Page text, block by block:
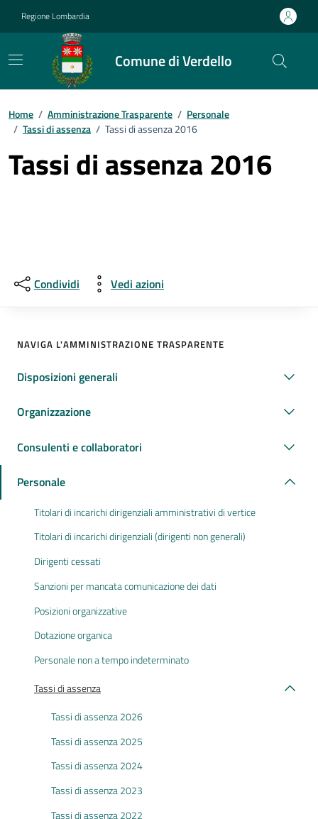
Regione Lombardia
Comune di Verdello
Home / Amministrazione Trasparente / Personale
/ Tassi di assenza / Tassi di assenza 2016
Tassi di assenza 2016
Condividi Vedi azioni
NAVIGA L'AMMINISTRAZIONE TRASPARENTE
Disposizioni generali
Organizzazione
Consulenti e collaboratori
Personale
Titolari di incarichi dirigenziali amministrativi di vertice
Titolari di incarichi dirigenziali (dirigenti non generali)
Dirigenti cessati
Sanzioni per mancata comunicazione dei dati
Posizioni organizzative
Dotazione organica
Personale non a tempo indeterminato
Tassi di assenza
Tassi di assenza 2026
Tassi di assenza 2025
Tassi di assenza 2024
Tassi di assenza 2023
Tassi di assenza 2022